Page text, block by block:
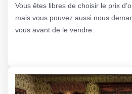
Vous êtes libres de choisir le prix
mais vous pouvez aussi nous
vous avant de le vendre.